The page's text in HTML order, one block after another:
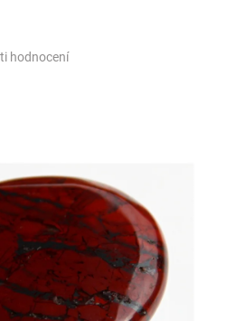
hodnocení